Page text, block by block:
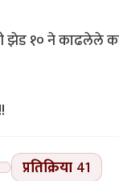
झेड १० ने काढलेले
प्रतिक्रिया 41